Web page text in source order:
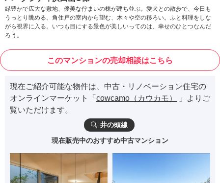
緑豊かで広大な敷地、優美な佇まいの棟が建ち並ぶ。愛犬との散歩で、今日も
うっとり眺める。角住戸の室内から望む、木々や空の移ろい。ふと料理をしな
がら視界に入る。いつも目にする景色が美しいってのは、幸せのひとつなんだ
ろう。
このマンションの売却相談はこちら
現在ご紹介可能な物件は、中古・リノベーション住宅の
オンラインマーケット「 cowcamo（カウカモ）
」よりご
覧いただけます。
井の頭線
現在販売中のおすすめ中古マンション